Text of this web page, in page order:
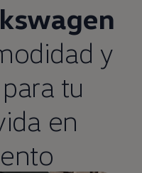
y
tu
en